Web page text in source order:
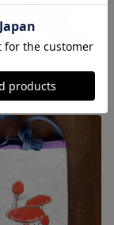
【きのこ】きのこの５連布バッジ【キノコ】